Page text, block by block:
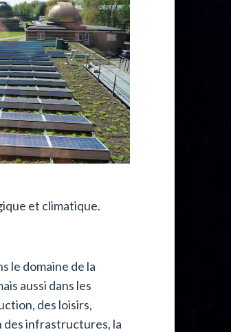
et climatique.
le domaine de la
aussi dans les
des loisirs,
des infrastructures, la